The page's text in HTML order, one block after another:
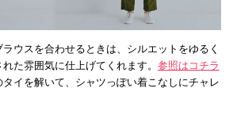
ウスを合わせるときは、シルエットをゆるく
た雰囲気に仕上げてくれます。 参照はコチラ
イを解いて、シャツっぽい着こなしにチャレ